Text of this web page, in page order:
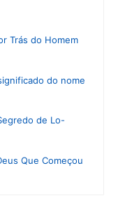
Trás do Homem
do nome
de Lo-
Que Começou